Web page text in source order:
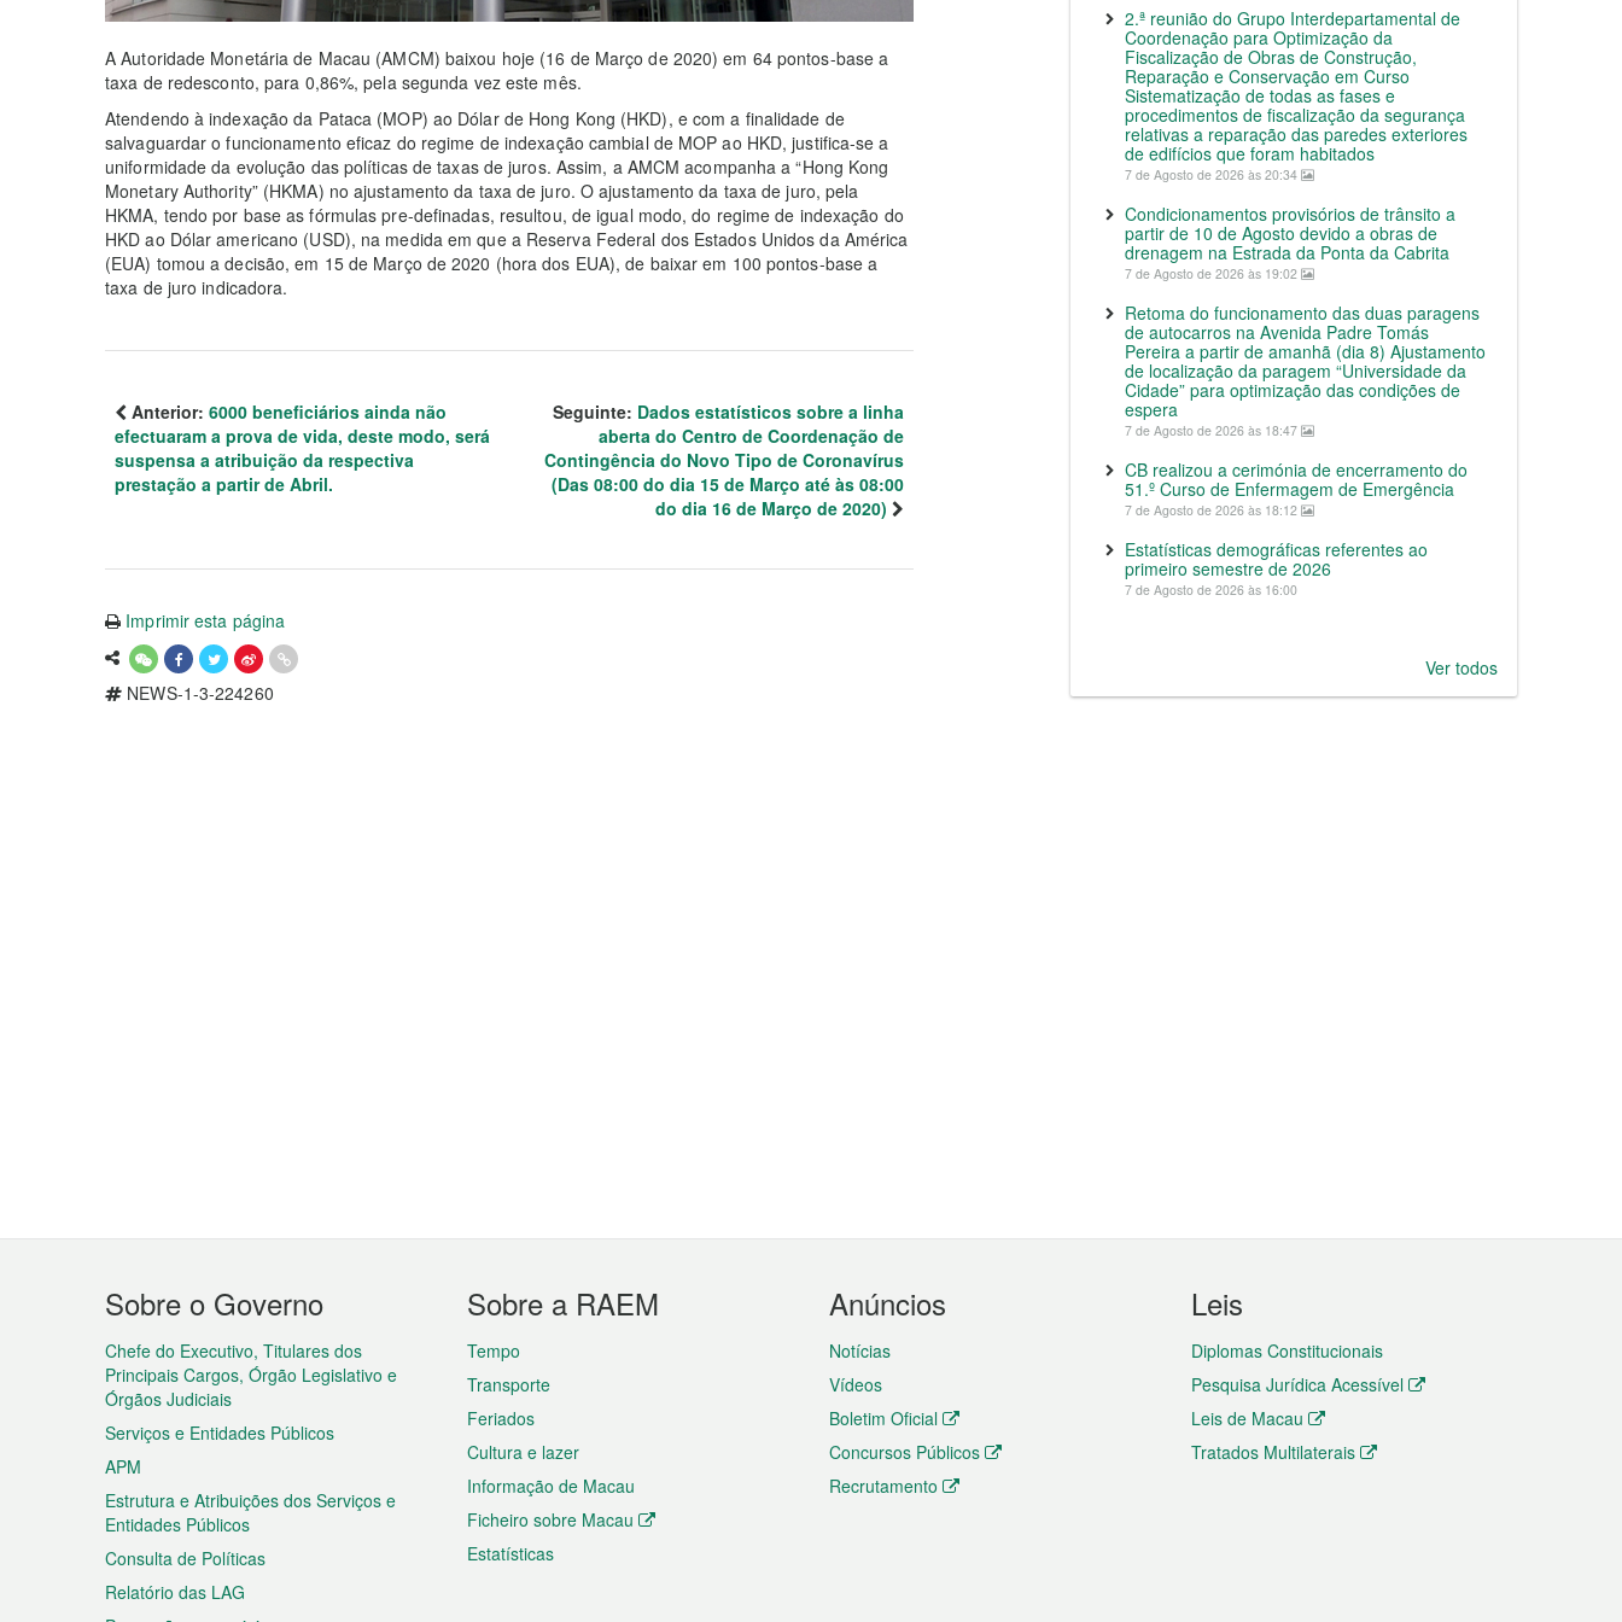
A Autoridade Monetária de Macau (AMCM) baixou hoje (16 de Março de 2020) em 64 pontos-base a
taxa de redesconto, para 0,86%, pela segunda vez este mês.
Atendendo à indexação da Pataca (MOP) ao Dólar de Hong Kong (HKD), e com a finalidade de
salvaguardar o funcionamento eficaz do regime de indexação cambial de MOP ao HKD, justifica-se a
uniformidade da evolução das políticas de taxas de juros. Assim, a AMCM acompanha a “Hong Kong
Monetary Authority” (HKMA) no ajustamento da taxa de juro. O ajustamento da taxa de juro, pela
HKMA, tendo por base as fórmulas pre-definadas, resultou, de igual modo, do regime de indexação do
HKD ao Dólar americano (USD), na medida em que a Reserva Federal dos Estados Unidos da América
(EUA) tomou a decisão, em 15 de Março de 2020 (hora dos EUA), de baixar em 100 pontos-base a
taxa de juro indicadora.
Anterior: 6000 beneficiários ainda não
efectuaram a prova de vida, deste modo, será
suspensa a atribuição da respectiva
prestação a partir de Abril.
Seguinte: Dados estatísticos sobre a linha
aberta do Centro de Coordenação de
Contingência do Novo Tipo de Coronavírus
(Das 08:00 do dia 15 de Março até às 08:00
do dia 16 de Março de 2020)
Imprimir esta página
NEWS-1-3-224260
2.ª reunião do Grupo Interdepartamental de
Coordenação para Optimização da
Fiscalização de Obras de Construção,
Reparação e Conservação em Curso
Sistematização de todas as fases e
procedimentos de fiscalização da segurança
relativas a reparação das paredes exteriores
de edifícios que foram habitados
7 de Agosto de 2026 às 20:34
Condicionamentos provisórios de trânsito a
partir de 10 de Agosto devido a obras de
drenagem na Estrada da Ponta da Cabrita
7 de Agosto de 2026 às 19:02
Retoma do funcionamento das duas paragens
de autocarros na Avenida Padre Tomás
Pereira a partir de amanhã (dia 8) Ajustamento
de localização da paragem “Universidade da
Cidade” para optimização das condições de
espera
7 de Agosto de 2026 às 18:47
CB realizou a cerimónia de encerramento do
51.º Curso de Enfermagem de Emergência
7 de Agosto de 2026 às 18:12
Estatísticas demográficas referentes ao
primeiro semestre de 2026
7 de Agosto de 2026 às 16:00
Ver todos
Menu
do
rodapé
Sobre o Governo
Chefe do Executivo, Titulares dos
Principais Cargos, Órgão Legislativo e
Órgãos Judiciais
Serviços e Entidades Públicos
APM
Estrutura e Atribuições dos Serviços e
Entidades Públicos
Consulta de Políticas
Relatório das LAG
Sobre a RAEM
Tempo
Transporte
Feriados
Cultura e lazer
Informação de Macau
Ficheiro sobre Macau
Estatísticas
Anúncios
Notícias
Vídeos
Boletim Oficial
Concursos Públicos
Recrutamento
Leis
Diplomas Constitucionais
Pesquisa Jurídica Acessível
Leis de Macau
Tratados Multilaterais